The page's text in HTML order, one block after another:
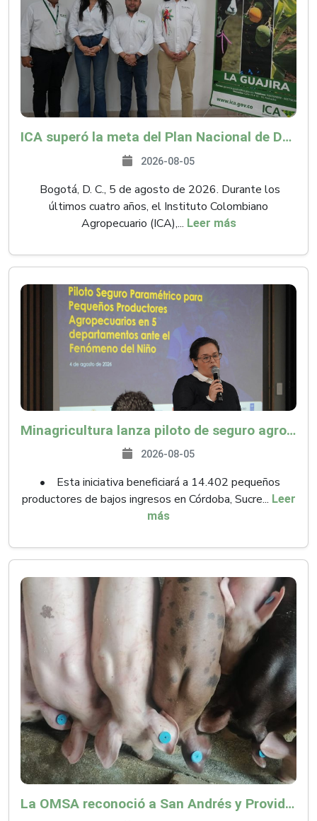
ICA superó la meta del Plan Nacional de Desarrollo y abrió 61 mercados internacionales
2026-08-05
Bogotá, D. C., 5 de agosto de 2026. Durante los
últimos cuatro años, el Instituto Colombiano
Agropecuario (ICA),... Leer más
Minagricultura lanza piloto de seguro agropecuario por $9.625 millones para proteger a más de 14.000 pequeños productores contra riesgos del Fenómeno de El Niño
2026-08-05
• Esta iniciativa beneficiará a 14.402 pequeños
productores de bajos ingresos en Córdoba, Sucre... Leer
más
La OMSA reconoció a San Andrés y Providencia como zona libre de Peste Porcina Clásica (PPC)